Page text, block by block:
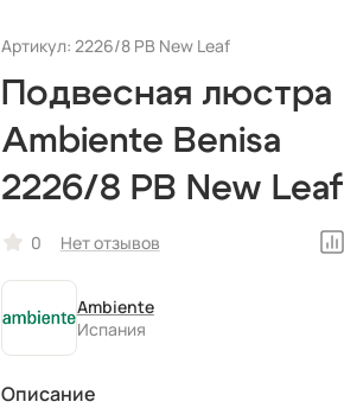
Артикул: 2226/8 PB New Leaf
Подвесная люстра
Ambiente Benisa
2226/8 PB New Leaf
хрустальная,
рожковая, в виде
свечей
0 Нет отзывов
Ambiente
Испания
Описание